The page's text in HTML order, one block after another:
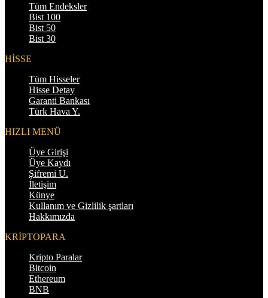
Tüm Endeksler
Bist 100
Bist 50
Bist 30
HİSSE
Tüm Hisseler
Hisse Detay
Garanti Bankası
Türk Hava Y.
HIZLI MENÜ
Üye Girişi
Üye Kaydı
Şifremi U.
İletişim
Künye
Kullanım ve Gizlilik şartları
Hakkımızda
KRİPTOPARA
Kripto Paralar
Bitcoin
Ethereum
BNB